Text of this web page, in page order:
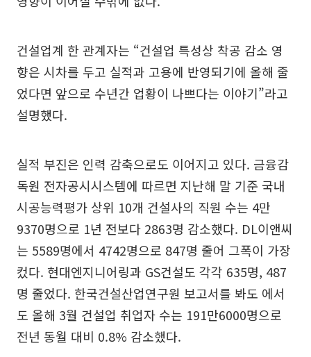
건설업계 한 관계자는 “건설업 특성상 착공 감소 영
향은 시차를 두고 실적과 고용에 반영되기에 올해 줄
었다면 앞으로 수년간 업황이 나쁘다는 이야기”라고
설명했다.
실적 부진은 인력 감축으로도 이어지고 있다. 금융감
독원 전자공시시스템에 따르면 지난해 말 기준 국내
시공능력평가 상위 10개 건설사의 직원 수는 4만
9370명으로 1년 전보다 2863명 감소했다. DL이앤씨
는 5589명에서 4742명으로 847명 줄어 그폭이 가장
컸다. 현대엔지니어링과 GS건설도 각각 635명, 487
명 줄었다. 한국건설산업연구원 보고서를 봐도 에서
도 올해 3월 건설업 취업자 수는 191만6000명으로
전년 동월 대비 0.8% 감소했다.